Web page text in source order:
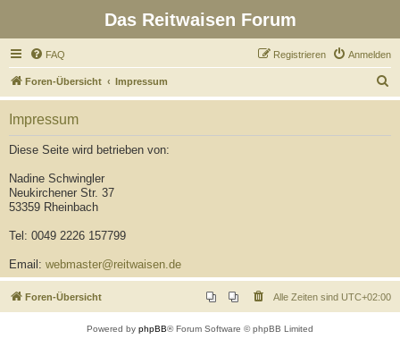
Das Reitwaisen Forum
FAQ Anmelden
Registrieren
Foren-Übersicht Impressum
u
Impressum
Diese Seite wird betrieben von:
Nadine Schwingler
Neukirchener Str. 37
53359 Rheinbach
Tel: 0049 2226 157799
Email: webmaster@reitwaisen.de
Foren-Übersicht Alle Zeiten sind UTC+02:00
Powered by phpBB® Forum Software © phpBB Limited